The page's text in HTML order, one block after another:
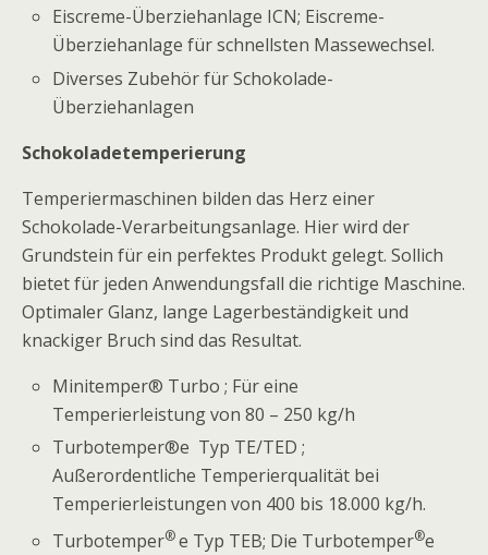
Eiscreme-Überziehanlage ICN; Eiscreme-
Überziehanlage für schnellsten Massewechsel.
Diverses Zubehör für Schokolade-
Überziehanlagen
Schokoladetemperierung
Temperiermaschinen bilden das Herz einer
Schokolade-Verarbeitungsanlage. Hier wird der
Grundstein für ein perfektes Produkt gelegt. Sollich
bietet für jeden Anwendungsfall die richtige Maschine.
Optimaler Glanz, lange Lagerbeständigkeit und
knackiger Bruch sind das Resultat.
Minitemper® Turbo ; Für eine
Temperierleistung von 80 – 250 kg/h
Turbotemper®e Typ TE/TED ;
Außerordentliche Temperierqualität bei
Temperierleistungen von 400 bis 18.000 kg/h.
Turbotemper® e Typ TEB; Die Turbotemper®e